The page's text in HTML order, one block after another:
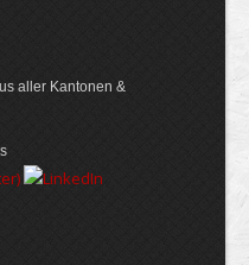
aller Kantonen &